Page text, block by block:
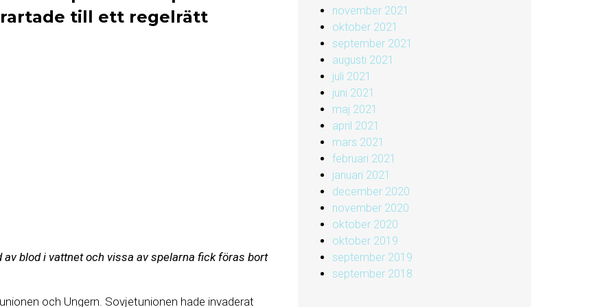
till ett regelrätt
blod i vattnet och vissa av spelarna fick föras bort
och Ungern. Sovjetunionen hade invaderat
november 2021
oktober 2021
september 2021
augusti 2021
juli 2021
juni 2021
maj 2021
april 2021
mars 2021
februari 2021
januari 2021
december 2020
november 2020
oktober 2020
oktober 2019
september 2019
september 2018